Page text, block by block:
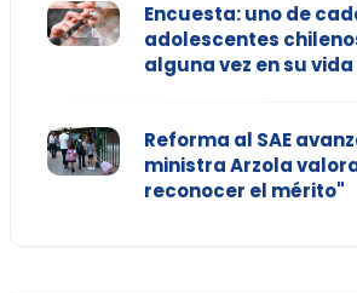
Encuesta: uno de
adolescentes
alguna vez en su vida
Reforma al SAE
ministra Arzola
reconocer el mérito"